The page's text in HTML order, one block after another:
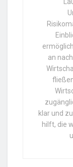
an
klar und
hilft, die